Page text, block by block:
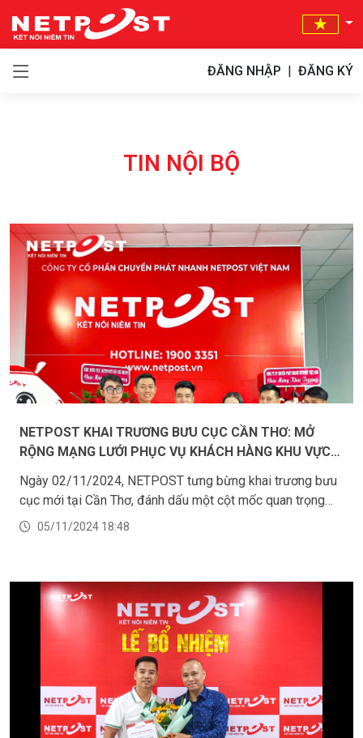
ĐĂNG NHẬP | ĐĂNG KÝ
TIN NỘI BỘ
NETPOST KHAI TRƯƠNG BƯU CỤC CẦN THƠ: MỞ
RỘNG MẠNG LƯỚI PHỤC VỤ KHÁCH HÀNG KHU VỰC
Ngày 02/11/2024, NETPOST tưng bừng khai trương bưu
cục mới tại Cần Thơ, đánh dấu một cột mốc quan trọng
trong chiến lược phát triển mạng lưới phục vụ khách hàng
địa chỉ số 184 Nguyễn Đệ, Phường An Thới, Quận Bình
Thủy, thành phố Cần Thơ, với sự tham dự của Ban Giám
đốc, các trưởng bộ phận và đội ngũ nhân viên NETPOST.
05/11/2024 18:48